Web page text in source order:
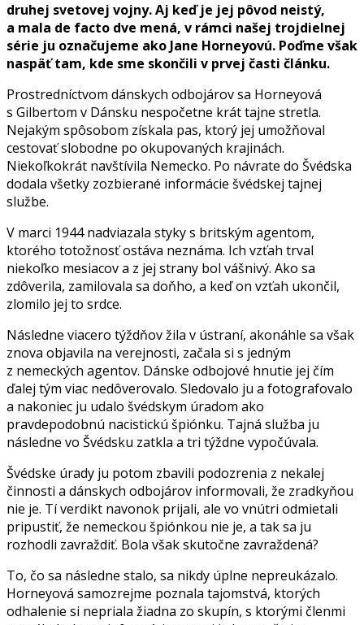
druhej svetovej vojny. Aj keď je jej pôvod neistý,
a mala de facto dve mená, v rámci našej trojdielnej
série ju označujeme ako Jane Horneyovú. Poďme však
naspäť tam, kde sme skončili v prvej časti článku.
Prostredníctvom dánskych odbojárov sa Horneyová
s Gilbertom v Dánsku nespočetne krát tajne stretla.
Nejakým spôsobom získala pas, ktorý jej umožňoval
cestovať slobodne po okupovaných krajinách.
Niekoľkokrát navštívila Nemecko. Po návrate do Švédska
dodala všetky zozbierané informácie švédskej tajnej
službe.
V marci 1944 nadviazala styky s britským agentom,
ktorého totožnosť ostáva neznáma. Ich vzťah trval
niekoľko mesiacov a z jej strany bol vášnivý. Ako sa
zdôverila, zamilovala sa doňho, a keď on vzťah ukončil,
zlomilo jej to srdce.
Následne viacero týždňov žila v ústraní, akonáhle sa však
znova objavila na verejnosti, začala si s jedným
z nemeckých agentov. Dánske odbojové hnutie jej čím
ďalej tým viac nedôverovalo. Sledovalo ju a fotografovalo
a nakoniec ju udalo švédskym úradom ako
pravdepodobnú nacistickú špiónku. Tajná služba ju
následne vo Švédsku zatkla a tri týždne vypočúvala.
Švédske úrady ju potom zbavili podozrenia z nekalej
činnosti a dánskych odbojárov informovali, že zradkyňou
nie je. Tí verdikt navonok prijali, ale vo vnútri odmietali
pripustiť, že nemeckou špiónkou nie je, a tak sa ju
rozhodli zavraždiť. Bola však skutočne zavraždená?
To, čo sa následne stalo, sa nikdy úplne nepreukázalo.
Horneyová samozrejme poznala tajomstvá, ktorých
odhalenie si nepriala žiadna zo skupín, s ktorými členmi